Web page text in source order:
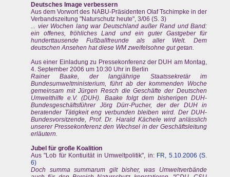
Deutsches Image verbessern
Aus dem Vorwort des NABU-Präsidenten Olaf Tschimpke in der
Verbandszeitung "Naturschutz heute", 3/06 (S. 3)
... vier Wochen lang war Deutschland außer Rand und Band:
ein offenes, fröhliches Land und ein guter Gastgeber für
hunderttausende Fußballfreunde als aller Welt. Dem
deutschen Ansehen hat diese WM zweifelsohne gut getan.
Aus einer Einladung zu Pressekonferenz der DUH am Montag,
4. September 2006 um 10:30 Uhr in Berlin
Rainer Baake, der langjährige Staatssekretär im
Bundesumweltministerium, führt ab der kommenden Woche
gemeinsam mit Jürgen Resch die Geschäfte der Deutschen
Umwelthilfe e.V. (DUH). Baake folgt dem bisherigen DUH-
Bundesgeschäftsführer Jörg Dürr-Pucher, der der DUH in
beratender Tätigkeit eng verbunden bleiben wird. Der DUH-
Bundesvorsitzende, Prof. Dr. Harald Kächele wird anlässlich
unserer Pressekonferenz den Wechsel in der Geschäftsleitung
erläutern.
Jubel für große Koalition
Aus "Lob für Kontiuität in Umweltpolitik", in: FR, 5.10.2006 (S.
6)
Doch summa summarum gilt bisher, was Umweltverbände